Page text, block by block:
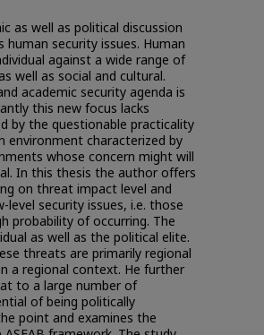
as well as political discussion
security issues. Human
against a wide range of
well as social and cultural.
academic security agenda is
this new focus lacks
by the questionable practicality
environment characterized by
whose concern might will
In this thesis the author offers
on threat impact level and
security issues, i.e. those
probability of occurring. The
as well as the political elite.
threats are primarily regional
a regional context. He further
to a large number of
of being politically
point and examines the